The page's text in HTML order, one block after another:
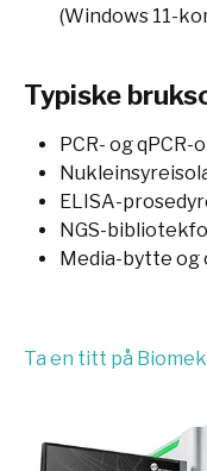
(Windows 11-
Typiske
PCR- og qPCR-
ELISA-
NGS-
Media-bytte og
Ta en titt på